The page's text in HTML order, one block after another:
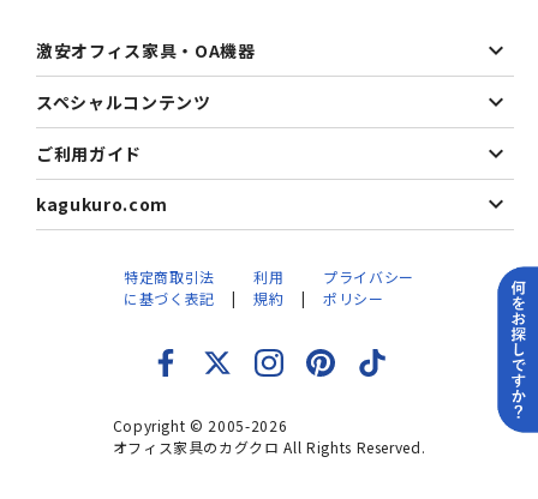
激安オフィス家具・OA機器
スペシャルコンテンツ
ご利用ガイド
kagukuro.com
Copyright © 2005-2026
オフィス家具のカグクロ All Rights Reserved.
特定商取引法
に基づく表記
利用
規約
プライバシー
ポリシー